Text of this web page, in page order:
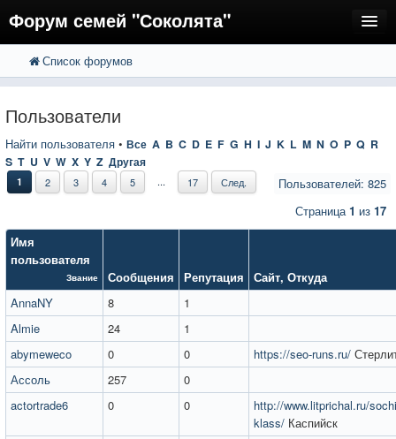
Форум семей "Соколята"
FAQ
Вход
Список форумов
Пользователи
Найти пользователя • Все A B C D E F G H I J K L M N O P Q R
S T U V W X Y Z Другая
Пользователей: 825
1 2 3 4 5 ... 17 След.
Страница1 из 17
Имя
пользователя
Звание Сообщения Репутация Сайт, Откуда
AnnaNY
8
1
Almie
24
1
abymeweco
0 0 https://seo-runs.ru/
Ассоль
257
0
actortrade6
0 0
http://www.litprichal.ru/
klass/ Каспийск